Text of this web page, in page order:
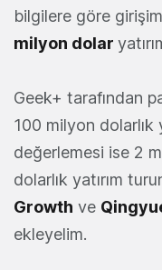
bilgilere göre
milyon dolar
Geek+ tarafından
100 milyon dolarlık
değerlemesi ise 2
dolarlık yatırım
Growth ve
ekleyelim.